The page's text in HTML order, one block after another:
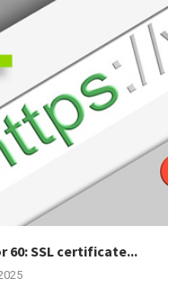
60: SSL certificate...